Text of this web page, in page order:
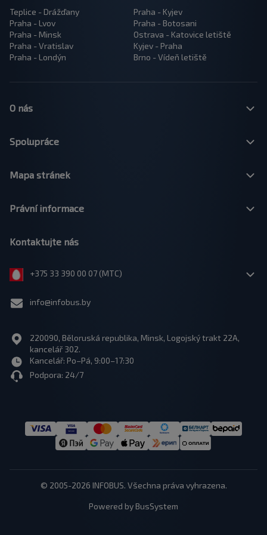
Teplice - Drážďany
Praha - Lvov
Praha - Minsk
Praha - Vratislav
Praha - Londýn
Praha - Kyjev
Praha - Botosani
Ostrava - Katovice letiště
Kyjev - Praha
Brno - Vídeň letiště
O nás
Spolupráce
Mapa stránek
Právní informace
Kontaktujte nás
+375 33 390 00 07 (МТС)
info@infobus.by
220090, Běloruská republika, Minsk, Logojský trakt 22A,
kancelář 302.
Kancelář: Po–Pá, 9:00–17:30
Podpora: 24/7
© 2005-2026 INFOBUS. Všechna práva vyhrazena.
Powered by BusSystem